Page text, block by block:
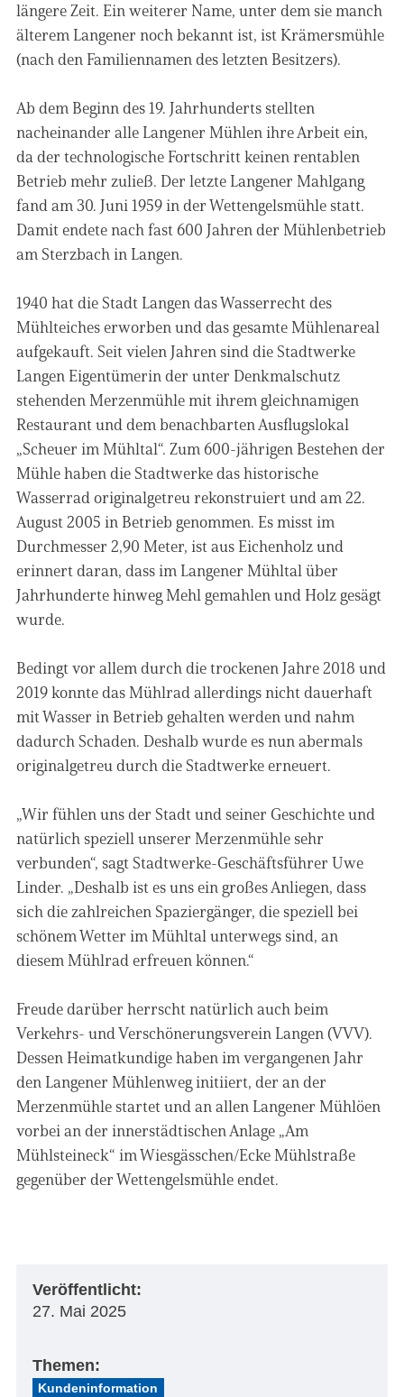
Veröffentlicht:
27. Mai 2025
Themen:
Kundeninformation
längere Zeit. Ein weiterer Name, unter dem sie manch
älterem Langener noch bekannt ist, ist Krämersmühle
(nach den Familiennamen des letzten Besitzers).
Ab dem Beginn des 19. Jahrhunderts stellten
nacheinander alle Langener Mühlen ihre Arbeit ein,
da der technologische Fortschritt keinen rentablen
Betrieb mehr zuließ. Der letzte Langener Mahlgang
fand am 30. Juni 1959 in der Wettengelsmühle statt.
Damit endete nach fast 600 Jahren der Mühlenbetrieb
am Sterzbach in Langen.
1940 hat die Stadt Langen das Wasserrecht des
Mühlteiches erworben und das gesamte Mühlenareal
aufgekauft. Seit vielen Jahren sind die Stadtwerke
Langen Eigentümerin der unter Denkmalschutz
stehenden Merzenmühle mit ihrem gleichnamigen
Restaurant und dem benachbarten Ausflugslokal
„Scheuer im Mühltal“. Zum 600-jährigen Bestehen der
Mühle haben die Stadtwerke das historische
Wasserrad originalgetreu rekonstruiert und am 22.
August 2005 in Betrieb genommen. Es misst im
Durchmesser 2,90 Meter, ist aus Eichenholz und
erinnert daran, dass im Langener Mühltal über
Jahrhunderte hinweg Mehl gemahlen und Holz gesägt
wurde.
Bedingt vor allem durch die trockenen Jahre 2018 und
2019 konnte das Mühlrad allerdings nicht dauerhaft
mit Wasser in Betrieb gehalten werden und nahm
dadurch Schaden. Deshalb wurde es nun abermals
originalgetreu durch die Stadtwerke erneuert.
„Wir fühlen uns der Stadt und seiner Geschichte und
natürlich speziell unserer Merzenmühle sehr
verbunden“, sagt Stadtwerke-Geschäftsführer Uwe
Linder. „Deshalb ist es uns ein großes Anliegen, dass
sich die zahlreichen Spaziergänger, die speziell bei
schönem Wetter im Mühltal unterwegs sind, an
diesem Mühlrad erfreuen können.“
Freude darüber herrscht natürlich auch beim
Verkehrs- und Verschönerungsverein Langen (VVV).
Dessen Heimatkundige haben im vergangenen Jahr
den Langener Mühlenweg initiiert, der an der
Merzenmühle startet und an allen Langener Mühlöen
vorbei an der innerstädtischen Anlage „Am
Mühlsteineck“ im Wiesgässchen/Ecke Mühlstraße
gegenüber der Wettengelsmühle endet.